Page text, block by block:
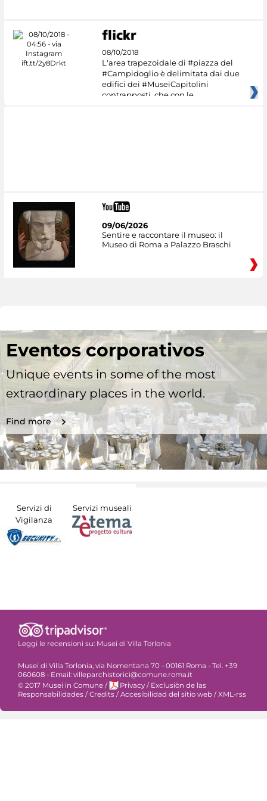
08/10/2018
L'area trapezoidale di #piazza del
#Campidoglio è delimitata dai due
edifici dei #MuseiCapitolini
contrapposti, che con le
09/06/2026
Sentire e raccontare il museo: il
Museo di Roma a Palazzo Braschi
Eventos corporativos
Unique events in some of the most
extraordinary places in the world.
Find more
Servizi di
Vigilanza
Servizi museali
Leggi le recensioni su: Musei di Villa Torlonia
Musei di Villa Torlonia, via Nomentana 70 - 00161 Roma - Tel. +39
060608 - Email: villeparchistorici@comune.roma.it
© 2017 Musei in Comune / Privacy / Exclusiòn de las
Responsabilidades / Credits / Accesibilidad del sitio web / XML-rss